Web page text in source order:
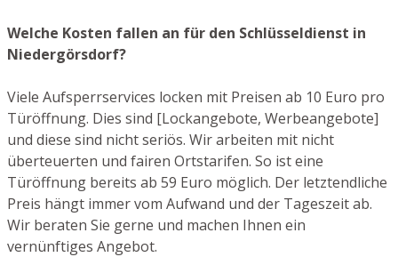
Welche Kosten fallen an für den Schlüsseldienst in
Niedergörsdorf?
Viele Aufsperrservices locken mit Preisen ab 10 Euro pro
Türöffnung. Dies sind [Lockangebote, Werbeangebote]
und diese sind nicht seriös. Wir arbeiten mit nicht
überteuerten und fairen Ortstarifen. So ist eine
Türöffnung bereits ab 59 Euro möglich. Der letztendliche
Preis hängt immer vom Aufwand und der Tageszeit ab.
Wir beraten Sie gerne und machen Ihnen ein
vernünftiges Angebot.